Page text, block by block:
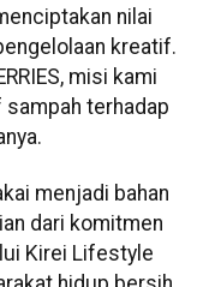
nilai
kreatif.
, misi kami
terhadap
menjadi bahan
dari komitmen
Kirei Lifestyle